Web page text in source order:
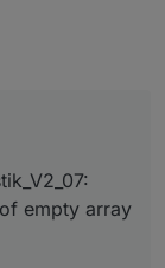
empty array